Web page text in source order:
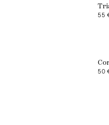
55
50